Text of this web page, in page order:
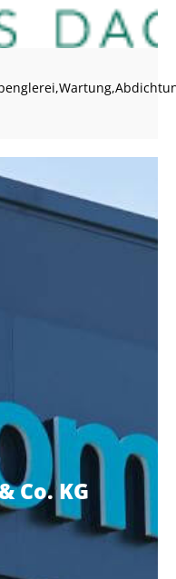
Co. KG